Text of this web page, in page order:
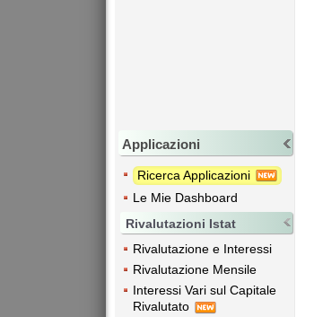
Applicazioni
Ricerca Applicazioni
Le Mie Dashboard
Rivalutazioni Istat
Rivalutazione e Interessi
Rivalutazione Mensile
Interessi Vari sul Capitale
Rivalutato